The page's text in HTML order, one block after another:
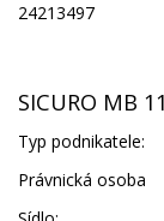
24213497
SICURO MB
Typ podnikatele:
Právnická osoba